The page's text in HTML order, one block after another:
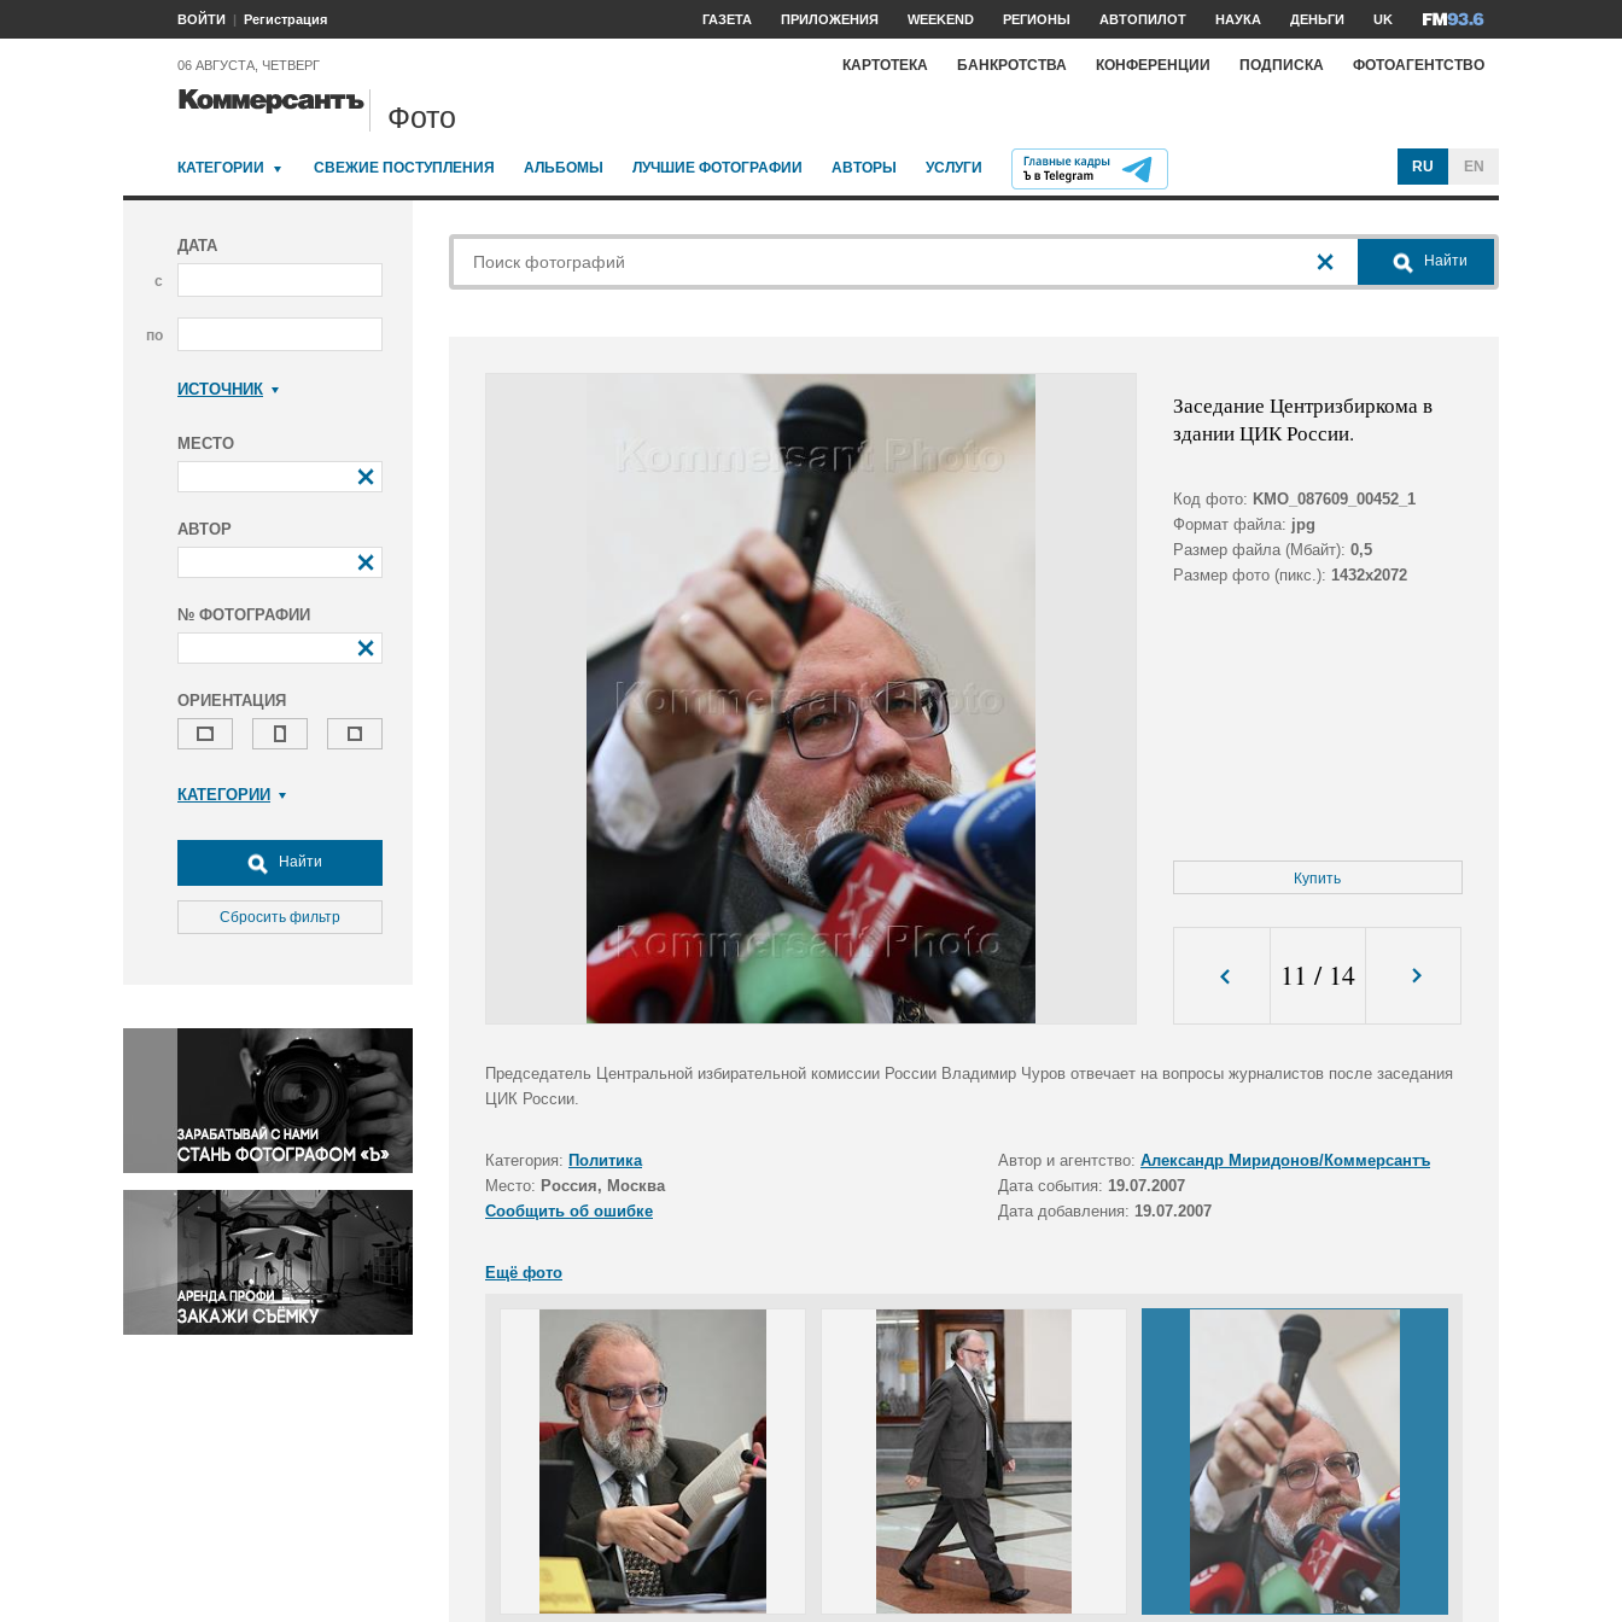
ВОЙТИ Регистрация ГАЗЕТА ПРИЛОЖЕНИЯ WEEKEND РЕГИОНЫ АВТОПИЛОТ НАУКА ДЕНЬГИ UK
06 АВГУСТА, ЧЕТВЕРГ КАРТОТЕКА БАНКРОТСТВА КОНФЕРЕНЦИИ ПОДПИСКА ФОТОАГЕНТСТВО
Фото
КАТЕГОРИИ СВЕЖИЕ ПОСТУПЛЕНИЯ АЛЬБОМЫ ЛУЧШИЕ ФОТОГРАФИИ АВТОРЫ УСЛУГИ RU EN
ДАТА
с
по
ИСТОЧНИК
МЕСТО
АВТОР
№ ФОТОГРАФИИ
ОРИЕНТАЦИЯ
КАТЕГОРИИ
Досуг, туризм и отдых
Культура
Медицина
Окружающая среда
Политика
Правосудие
Происшествия и конфликты
Религия
Светская жизнь
Спорт
Экология
Экономика и бизнес
Найти
Сбросить фильтр
Найти
Заседание Центризбиркома в
здании ЦИК России.
Код фото: KMO_087609_00452_1
Формат файла: jpg
Размер файла (Мбайт): 0,5
Размер фото (пикс.): 1432x2072
Купить
11 / 14
Председатель Центральной избирательной комиссии России Владимир Чуров отвечает на вопросы журналистов после заседания
ЦИК России.
Категория: Политика Автор и агентство: Александр Миридонов/Коммерсантъ
Место: Россия, Москва Дата события: 19.07.2007
Сообщить об ошибке
Дата добавления: 19.07.2007
Ещё фото